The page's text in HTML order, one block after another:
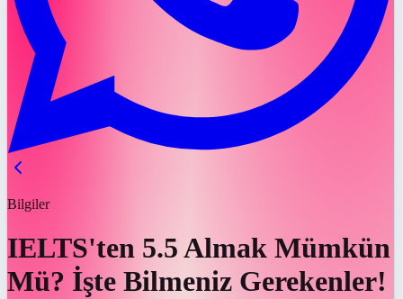
Bilgiler
IELTS'ten 5.5 Almak Mümkün
Mü? İşte Bilmeniz Gerekenler!